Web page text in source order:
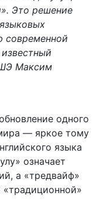
Это решение
современной
Максим
одного
— яркое тому
языка
означает
а «тредвайф»